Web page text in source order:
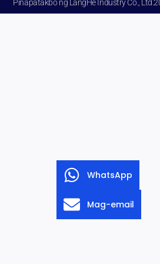
Pinapatakbo ng LangHe Industry Co.,
WhatsApp
Mag-email